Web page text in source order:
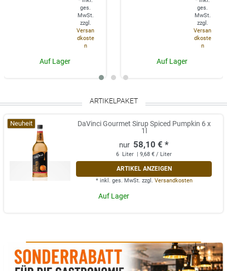
ges.
MwSt.
zzgl.
Versan
dkoste
n
Auf Lager
ges.
MwSt.
zzgl.
Versan
dkoste
n
Auf Lager
ARTIKELPAKET
Neuheit
DaVinci Gourmet Sirup Spiced Pumpkin 6 x
1l
58,10 € *
6 Liter | 9,68 € / Liter
ARTIKEL ANZEIGEN
* inkl. ges. MwSt. zzgl. Versandkosten
Auf Lager